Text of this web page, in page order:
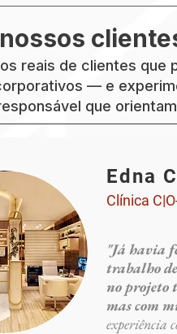
reais de clientes
— e
que
Edna
Clínica
"Já havia
trabalho
no projeto
mas com
experiência